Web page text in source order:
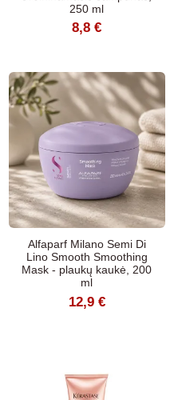
250 ml
8,8 €
Alfaparf Milano Semi Di
Lino Smooth Smoothing
Mask - plaukų kaukė, 200
ml
12,9 €